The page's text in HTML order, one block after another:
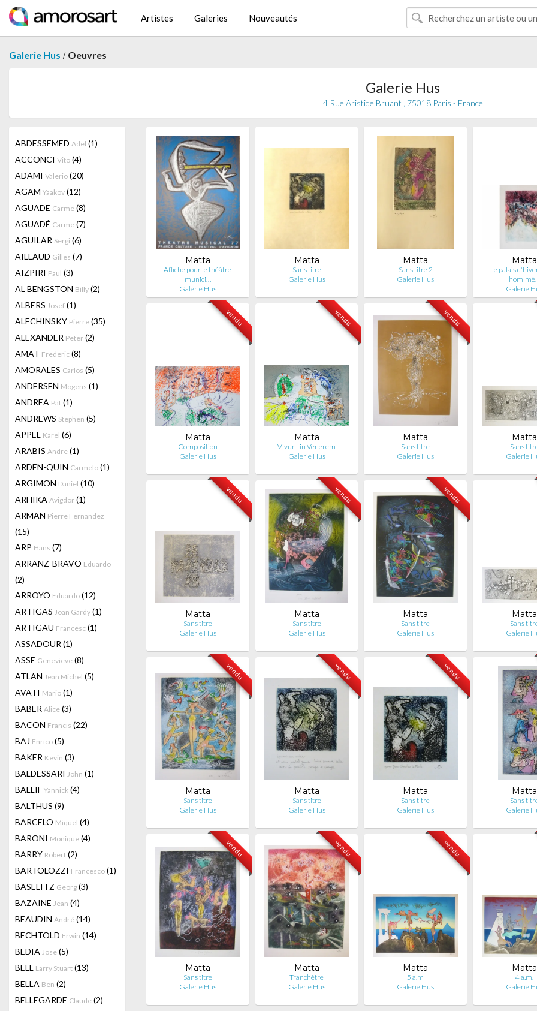
Artistes Galeries Nouveautés
Galerie Hus / Oeuvres
Galerie Hus
4 Rue Aristide Bruant , 75018 Paris - France
ABDESSEMED Adel (1)
ACCONCI Vito (4)
ADAMI Valerio (20)
AGAM Yaakov (12)
AGUADE Carme (8)
AGUADÉ Carme (7)
AGUILAR Sergi (6)
AILLAUD Gilles (7)
AIZPIRI Paul (3)
AL BENGSTON Billy (2)
ALBERS Josef (1)
ALECHINSKY Pierre (35)
ALEXANDER Peter (2)
AMAT Frederic (8)
AMORALES Carlos (5)
ANDERSEN Mogens (1)
ANDREA Pat (1)
ANDREWS Stephen (5)
APPEL Karel (6)
ARABIS Andre (1)
ARDEN-QUIN Carmelo (1)
ARGIMON Daniel (10)
ARHIKA Avigdor (1)
ARMAN Pierre Fernandez
(15)
ARP Hans (7)
ARRANZ-BRAVO Eduardo
(2)
ARROYO Eduardo (12)
ARTIGAS Joan Gardy (1)
ARTIGAU Francesc (1)
ASSADOUR (1)
ASSE Genevieve (8)
ATLAN Jean Michel (5)
AVATI Mario (1)
BABER Alice (3)
BACON Francis (22)
BAJ Enrico (5)
BAKER Kevin (3)
BALDESSARI John (1)
BALLIF Yannick (4)
BALTHUS (9)
BARCELO Miquel (4)
BARONI Monique (4)
BARRY Robert (2)
BARTOLOZZI Francesco (1)
BASELITZ Georg (3)
BAZAINE Jean (4)
BEAUDIN André (14)
BECHTOLD Erwin (14)
BEDIA Jose (5)
BELL Larry Stuart (13)
BELLA Ben (2)
BELLEGARDE Claude (2)
Matta
Affiche pour le théâtre
munici…
Galerie Hus
Matta
Sans titre
Galerie Hus
Matta
Sans titre 2
Galerie Hus
Matta
Le palais
Galerie
vendu
Matta
Composition
Galerie Hus
vendu
Matta
Vivunt in Venerem
Galerie Hus
vendu
Matta
Sans titre
Galerie Hus
Matta
Sans
Galerie
vendu
Matta
Sans titre
Galerie Hus
vendu
Matta
Sans titre
Galerie Hus
vendu
Matta
Sans titre
Galerie Hus
Matta
Sans
Galerie
vendu
Matta
Sans titre
Galerie Hus
vendu
Matta
Sans titre
Galerie Hus
vendu
Matta
Sans titre
Galerie Hus
Matta
Sans
Galerie
vendu
Matta
Sans titre
Galerie Hus
vendu
Matta
Tranchêtre
Galerie Hus
vendu
Matta
5 a.m
Galerie Hus
Matta
4 a.m.
Galerie